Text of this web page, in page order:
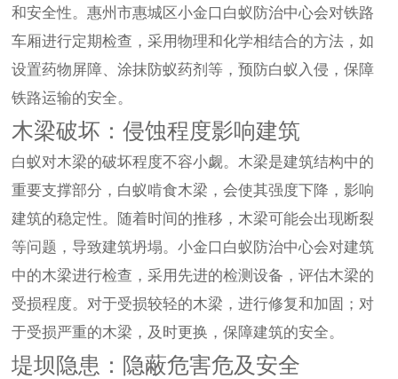
和安全性。惠州市惠城区小金口白蚁防治中心会对铁路
车厢进行定期检查，采用物理和化学相结合的方法，如
设置药物屏障、涂抹防蚁药剂等，预防白蚁入侵，保障
铁路运输的安全。
木梁破坏：侵蚀程度影响建筑
白蚁对木梁的破坏程度不容小觑。木梁是建筑结构中的
重要支撑部分，白蚁啃食木梁，会使其强度下降，影响
建筑的稳定性。随着时间的推移，木梁可能会出现断裂
等问题，导致建筑坍塌。小金口白蚁防治中心会对建筑
中的木梁进行检查，采用先进的检测设备，评估木梁的
受损程度。对于受损较轻的木梁，进行修复和加固；对
于受损严重的木梁，及时更换，保障建筑的安全。
堤坝隐患：隐蔽危害危及安全